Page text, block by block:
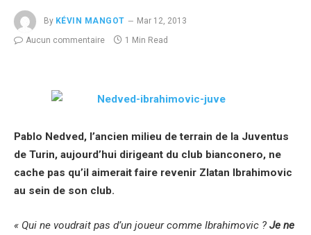
By KÉVIN MANGOT
Mar 12, 2013
Aucun commentaire
1 Min Read
Pablo Nedved, l’ancien milieu de terrain de la Juventus
de Turin, aujourd’hui dirigeant du club bianconero, ne
cache pas qu’il aimerait faire revenir Zlatan Ibrahimovic
au sein de son club.
« Qui ne voudrait pas d’un joueur comme Ibrahimovic ? Je ne